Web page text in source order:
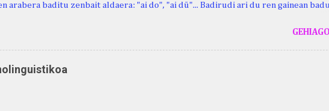
arabera baditu zenbait aldaera: "ai do", "ai dü"... Badirudi ari du ren gainean
ari du. (Euria). Mujika Josefa Martina . Neronek or-emen entzunak. Lodi ari
Oñatibia Manuel . Bible Saindua. (Duvoisin). 1859. Ebiya bizitzen ari du .... Mujika
Neronek or-emen entzunak. Gexala ari du ... Ebi maxkala . (Ebi indar gutxikoa).
or-emen entzunak. Euri txe au da okerrena... Ezerez bezela ari du , ta